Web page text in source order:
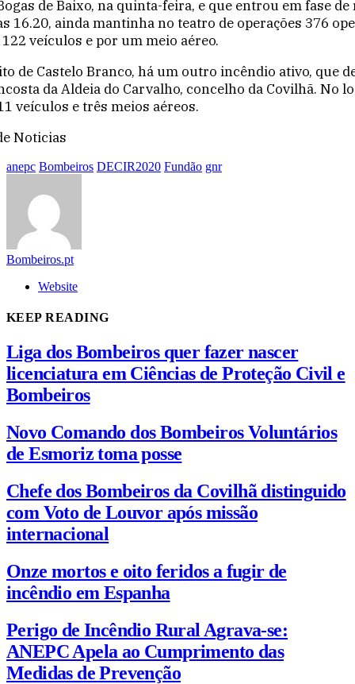
de Baixo, na quinta-feira, e que entrou em fase de
16.20, ainda mantinha no teatro de operações 376
veículos e por um meio aéreo.
de Castelo Branco, há um outro incêndio ativo, que
da Aldeia do Carvalho, concelho da Covilhã. No
veículos e três meios aéreos.
Noticias
anepc Bombeiros DECIR2020 Fundão gnr
Bombeiros.pt
Website
KEEP READING
Liga dos Bombeiros quer fazer nascer
licenciatura em Ciências de Proteção Civil e
Bombeiros
Novo Comando dos Bombeiros Voluntários
de Esmoriz toma posse
Chefe dos Bombeiros da Covilhã distinguido
com Voto de Louvor após missão
internacional
Onze mortos e oito feridos a fugir de
incêndio em Espanha
Perigo de Incêndio Rural Agrava-se:
ANEPC Apela ao Cumprimento das
Medidas de Prevenção